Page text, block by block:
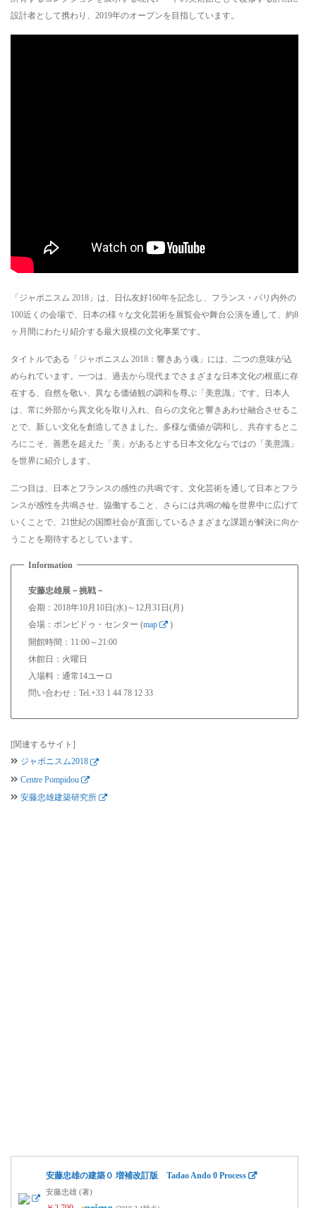
設計者として携わり、2019年のオープンを目指しています。
「ジャポニスム 2018」は、日仏友好160年を記念し、フランス・パリ内外の
100近くの会場で、日本の様々な文化芸術を展覧会や舞台公演を通して、約8
ヶ月間にわたり紹介する最大規模の文化事業です。
タイトルである「ジャポニスム 2018：響きあう魂」には、二つの意味が込
められています。一つは、過去から現代までさまざまな日本文化の根底に存
在する、自然を敬い、異なる価値観の調和を尊ぶ「美意識」です。日本人
は、常に外部から異文化を取り入れ、自らの文化と響きあわせ融合させるこ
とで、新しい文化を創造してきました。多様な価値が調和し、共存するとこ
ろにこそ、善悪を超えた「美」があるとする日本文化ならではの「美意識」
を世界に紹介します。
二つ目は、日本とフランスの感性の共鳴です。文化芸術を通して日本とフラ
ンスが感性を共鳴させ、協働すること、さらには共鳴の輪を世界中に広げて
いくことで、21世紀の国際社会が直面しているさまざまな課題が解決に向か
うことを期待するとしています。
安藤忠雄展－挑戦－
会期：2018年10月10日(水)～12月31日(月)
会場：ポンピドゥ・センター (map
)
開館時間：11:00～21:00
休館日：火曜日
入場料：通常14ユーロ
問い合わせ：Tel.+33 1 44 78 12 33
[関連するサイト]
ジャポニスム2018
Centre Pompidou
安藤忠雄建築研究所
安藤忠雄の建築０ 増補改訂版 Tadao Ando 0 Process
安藤忠雄 (著)